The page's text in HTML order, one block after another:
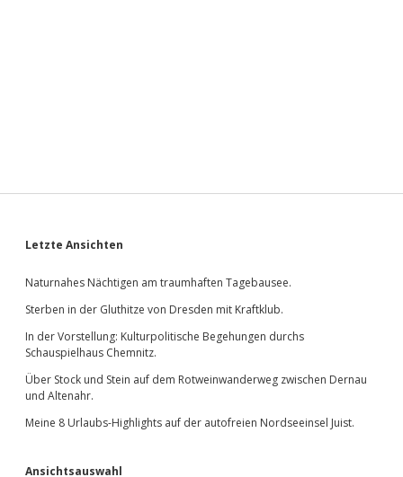
Sidebar
Letzte Ansichten
Naturnahes Nächtigen am traumhaften Tagebausee.
Sterben in der Gluthitze von Dresden mit Kraftklub.
In der Vorstellung: Kulturpolitische Begehungen durchs
Schauspielhaus Chemnitz.
Über Stock und Stein auf dem Rotweinwanderweg zwischen Dernau
und Altenahr.
Meine 8 Urlaubs-Highlights auf der autofreien Nordseeinsel Juist.
Ansichtsauswahl